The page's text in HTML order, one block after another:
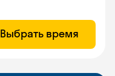
Выбрать время